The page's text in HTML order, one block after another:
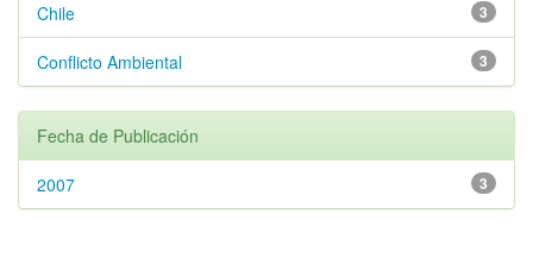
3
Chile
3
Conflicto Ambiental
Fecha de Publicación
3
2007